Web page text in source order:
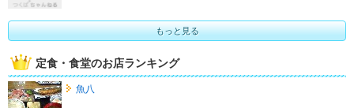
もっと見る
定食・食堂のお店ランキング
魚八